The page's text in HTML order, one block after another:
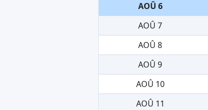
AOÛ 6
AOÛ 7
AOÛ 8
AOÛ 9
AOÛ 10
AOÛ 11